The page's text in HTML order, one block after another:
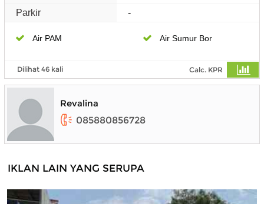
Parkir
-
Air PAM Air Sumur Bor
Dilihat 46 kali Calc. KPR
Revalina
085880856728
IKLAN LAIN YANG SERUPA